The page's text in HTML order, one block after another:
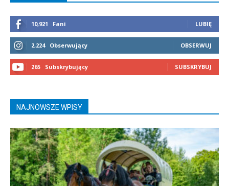
10,921 Fani LUBIĘ
2,224 Obserwujący OBSERWUJ
265 Subskrybujący SUBSKRYBUJ
NAJNOWSZE WPISY